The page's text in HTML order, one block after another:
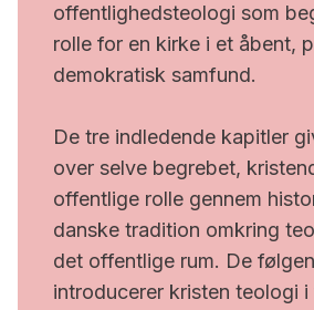
offentlighedsteologi som
rolle for en kirke i et åbent,
demokratisk samfund.
De tre indledende kapitler
over selve begrebet,
offentlige rolle gennem
danske tradition omkring
det offentlige rum. De
introducerer kristen teologi